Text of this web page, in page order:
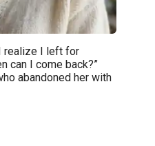
realize I left for
can I come back?”
abandoned her with